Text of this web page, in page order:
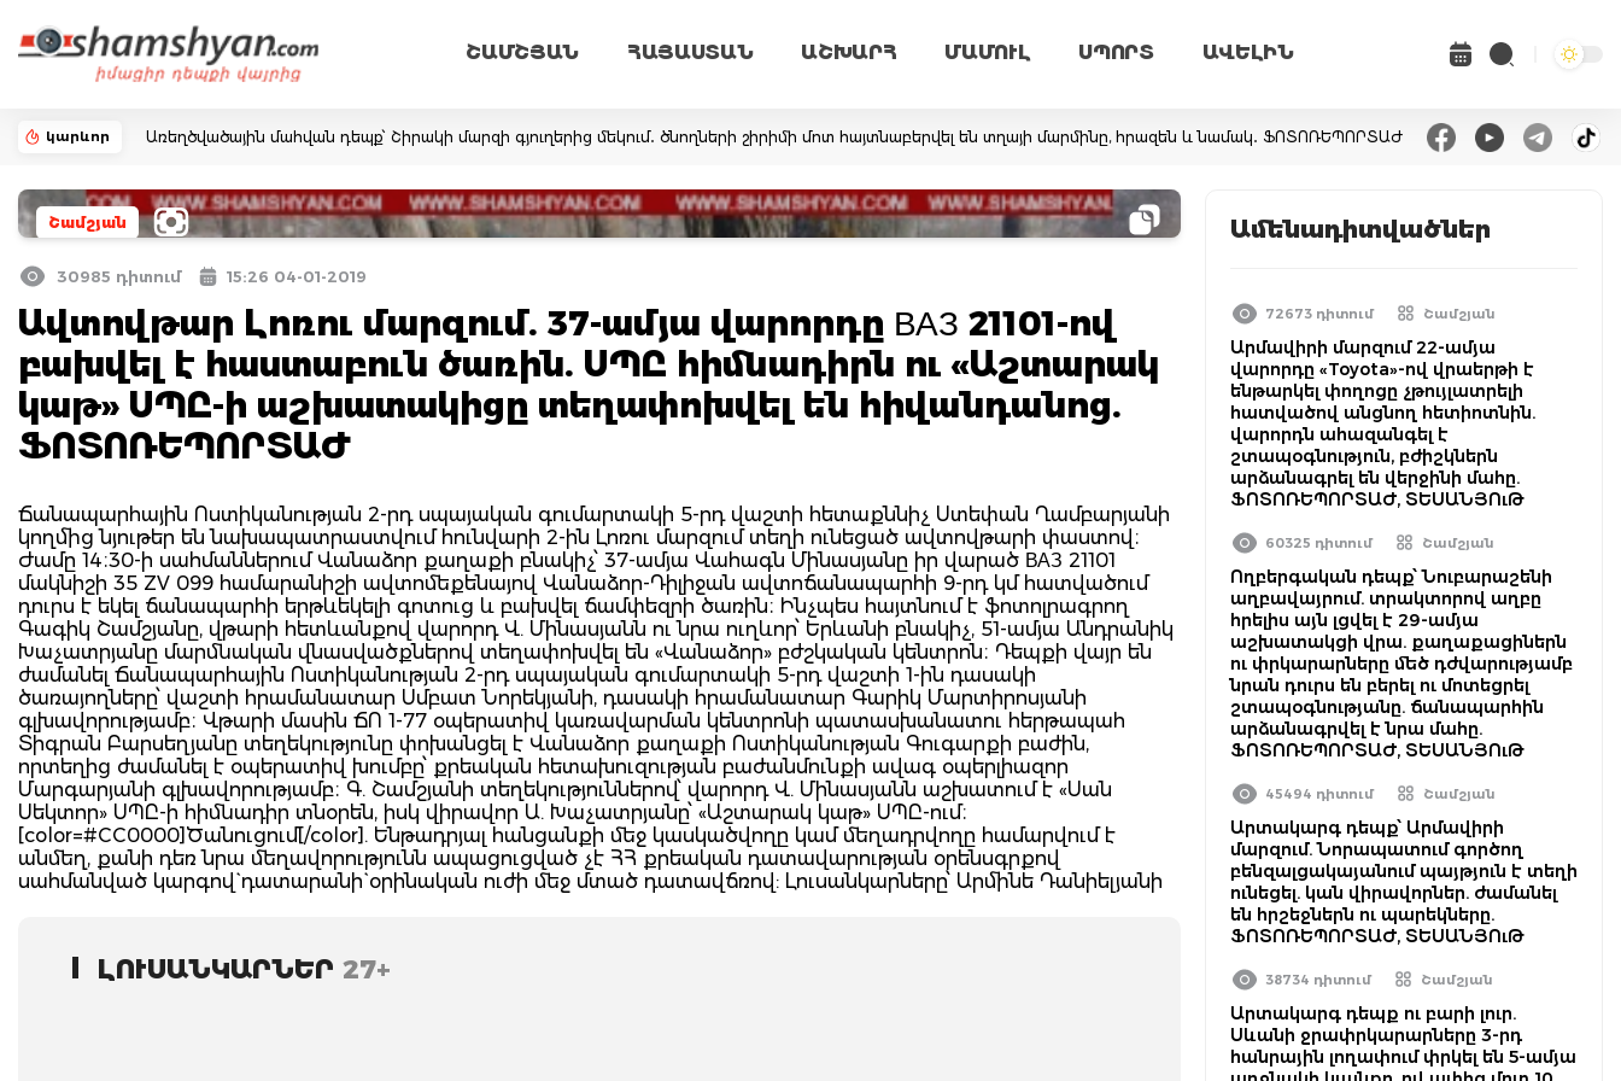
ՇԱՄՇՅԱՆ ՀԱՅԱՍՏԱՆ ԱՇԽԱՐՀ ՄԱՄՈՒԼ ՍՊՈՐՏ ԱՎԵԼԻՆ
կարևոր Առեղծվածային մահվան դեպք՝ Շիրակի մարզի գյուղերից մեկում․ ծնողների շիրիմի մոտ հայտնաբերվել են տղայի մարմինը, հրազեն և նամակ․ ՖՈՏՈՌԵՊՈՐՏԱԺ
Շամշյան
30985 դիտում 15:26 04-01-2019
Ավտովթար Լոռու մարզում. 37-ամյա վարորդը ВАЗ 21101-ով
բախվել է հաստաբուն ծառին. ՍՊԸ հիմնադիրն ու «Աշտարակ
կաթ» ՍՊԸ-ի աշխատակիցը տեղափոխվել են հիվանդանոց.
ՖՈՏՈՌԵՊՈՐՏԱԺ
Ճանապարհային Ոստիկանության 2-րդ սպայական գումարտակի 5-րդ վաշտի հետաքննիչ Ստեփան Ղամբարյանի
կողմից նյութեր են նախապատրաստվում հունվարի 2-ին Լոռու մարզում տեղի ունեցած ավտովթարի փաստով։
Ժամը 14։30-ի սահմաններում Վանաձոր քաղաքի բնակիչ՝ 37-ամյա Վահագն Մինասյանը իր վարած ВАЗ 21101
մակնիշի 35 ZV 099 համարանիշի ավտոմեքենայով Վանաձոր-Դիլիջան ավտոճանապարհի 9-րդ կմ հատվածում
դուրս է եկել ճանապարհի երթևեկելի գոտուց և բախվել ճամփեզրի ծառին։ Ինչպես հայտնում է ֆոտոլրագրող
Գագիկ Շամշյանը, վթարի հետևանքով վարորդ Վ. Մինասյանն ու նրա ուղևոր՝ Երևանի բնակիչ, 51-ամյա Անդրանիկ
Խաչատրյանը մարմնական վնասվածքներով տեղափոխվել են «Վանաձոր» բժշկական կենտրոն։ Դեպքի վայր են
ժամանել Ճանապարհային Ոստիկանության 2-րդ սպայական գումարտակի 5-րդ վաշտի 1-ին դասակի
ծառայողները՝ վաշտի հրամանատար Սմբատ Նորեկյանի, դասակի հրամանատար Գարիկ Մարտիրոսյանի
գլխավորությամբ։ Վթարի մասին ՃՈ 1-77 օպերատիվ կառավարման կենտրոնի պատասխանատու հերթապահ
Տիգրան Բարսեղյանը տեղեկությունը փոխանցել է Վանաձոր քաղաքի Ոստիկանության Գուգարքի բաժին,
որտեղից ժամանել է օպերատիվ խումբը՝ քրեական հետախուզության բաժանմունքի ավագ օպերլիազոր
Մարգարյանի գլխավորությամբ։ Գ. Շամշյանի տեղեկություններով՝ վարորդ Վ. Մինասյանն աշխատում է «Սան
Սեկտոր» ՍՊԸ-ի հիմնադիր տնօրեն, իսկ վիրավոր Ա. Խաչատրյանը՝ «Աշտարակ կաթ» ՍՊԸ-ում։
[color=#CC0000]Ծանուցում[/color]. Ենթադրյալ հանցանքի մեջ կասկածվողը կամ մեղադրվողը համարվում է
անմեղ, քանի դեռ նրա մեղավորությունն ապացուցված չէ ՀՀ քրեական դատավարության օրենսգրքով
սահմանված կարգով` դատարանի` օրինական ուժի մեջ մտած դատավճռով: Լուսանկարները՝ Արմինե Դանիելյանի
ԼՈՒՍԱՆԿԱՐՆԵՐ 27+
Ամենադիտվածներ
72673 դիտում Շամշյան
Արմավիրի մարզում 22-ամյա
վարորդը «Toyota»-ով վրաերթի է
ենթարկել փողոցը չթույլատրելի
հատվածով անցնող հետիոտնին.
վարորդն ահազանգել է
շտապօգնություն, բժիշկներն
արձանագրել են վերջինի մահը.
ՖՈՏՈՌԵՊՈՐՏԱԺ, ՏԵՍԱՆՅՈւԹ
60325 դիտում Շամշյան
Ողբերգական դեպք՝ Նուբարաշենի
աղբավայրում. տրակտորով աղբը
հրելիս այն լցվել է 29-ամյա
աշխատակցի վրա. քաղաքացիներն
ու փրկարարները մեծ դժվարությամբ
նրան դուրս են բերել ու մոտեցրել
շտապօգնությանը. ճանապարհին
արձանագրվել է նրա մահը.
ՖՈՏՈՌԵՊՈՐՏԱԺ, ՏԵՍԱՆՅՈւԹ
45494 դիտում Շամշյան
Արտակարգ դեպք՝ Արմավիրի
մարզում. Նորապատում գործող
բենզալցակայանում պայթյուն է տեղի
ունեցել. կան վիրավորներ. ժամանել
են հրշեջներն ու պարեկները.
ՖՈՏՈՌԵՊՈՐՏԱԺ, ՏԵՍԱՆՅՈւԹ
38734 դիտում Շամշյան
Արտակարգ դեպք ու բարի լուր.
Սևանի ջրափրկարարները 3-րդ
հանրային լողափում փրկել են 5-ամյա